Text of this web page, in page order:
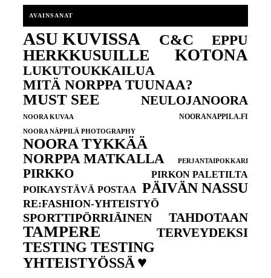
AVAINSANAT
ASU KUVISSA C&C EPPU
HERKKUSUILLE KOTONA
LUKUTOUKKAILUA
MITÄ NORPPA TUUNAA?
MUST SEE NEULOJANOORA
NOORA KUVAA NOORANAPPILA.FI
NOORA NÄPPILÄ PHOTOGRAPHY
NOORA TYKKÄÄ
NORPPA MATKALLA PERJANTAIPOKKARI
PIRKKO
PIRKON PALETILTA
POIKAYSTÄVÄ POSTAA PÄIVÄN NASSU
RE:FASHION-YHTEISTYÖ
SPORTTIPÖRRIÄINEN TAHDOTAAN
TAMPERE TERVEYDEKSI
TESTING TESTING
YHTEISTYÖSSÄ ♥